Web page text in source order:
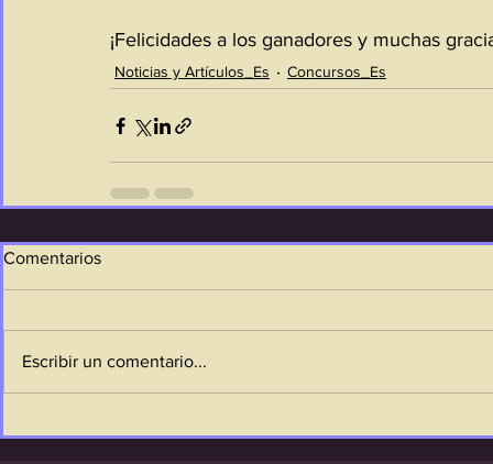
¡Felicidades a los ganadores y muchas
Noticias y Artículos_Es Concursos_Es
Comentarios
Escribir un comentario...